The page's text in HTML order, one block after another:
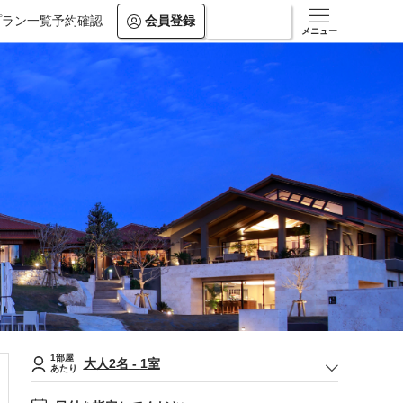
ン一覧予約確認 会員登録
メニュー
1部屋
あたり
大人2名 - 1室